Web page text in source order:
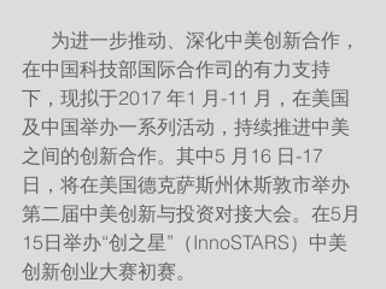
在中国科技部国际合作司的有力支持
下，现拟于2017 年1 月-11 月，在美国
及中国举办一系列活动，持续推进中美
之间的创新合作。其中5 月16 日-17
日，将在美国德克萨斯州休斯敦市举办
第二届中美创新与投资对接大会。在5月
15日举办“创之星”（InnoSTARS）中美
创新创业大赛初赛。